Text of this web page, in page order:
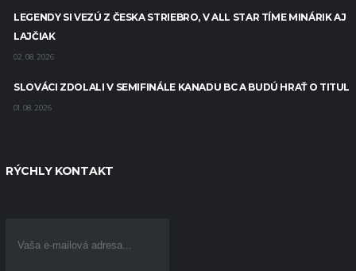
LEGENDY SI VEZÚ Z ČESKA STRIEBRO, V ALL STAR TÍME MINÁRIK AJ
LAJČIAK
02. 08. 2026
SLOVÁCI ZDOLALI V SEMIFINÁLE KANADU BC A BUDÚ HRAŤ O TITUL
01. 08. 2026
RÝCHLY KONTAKT